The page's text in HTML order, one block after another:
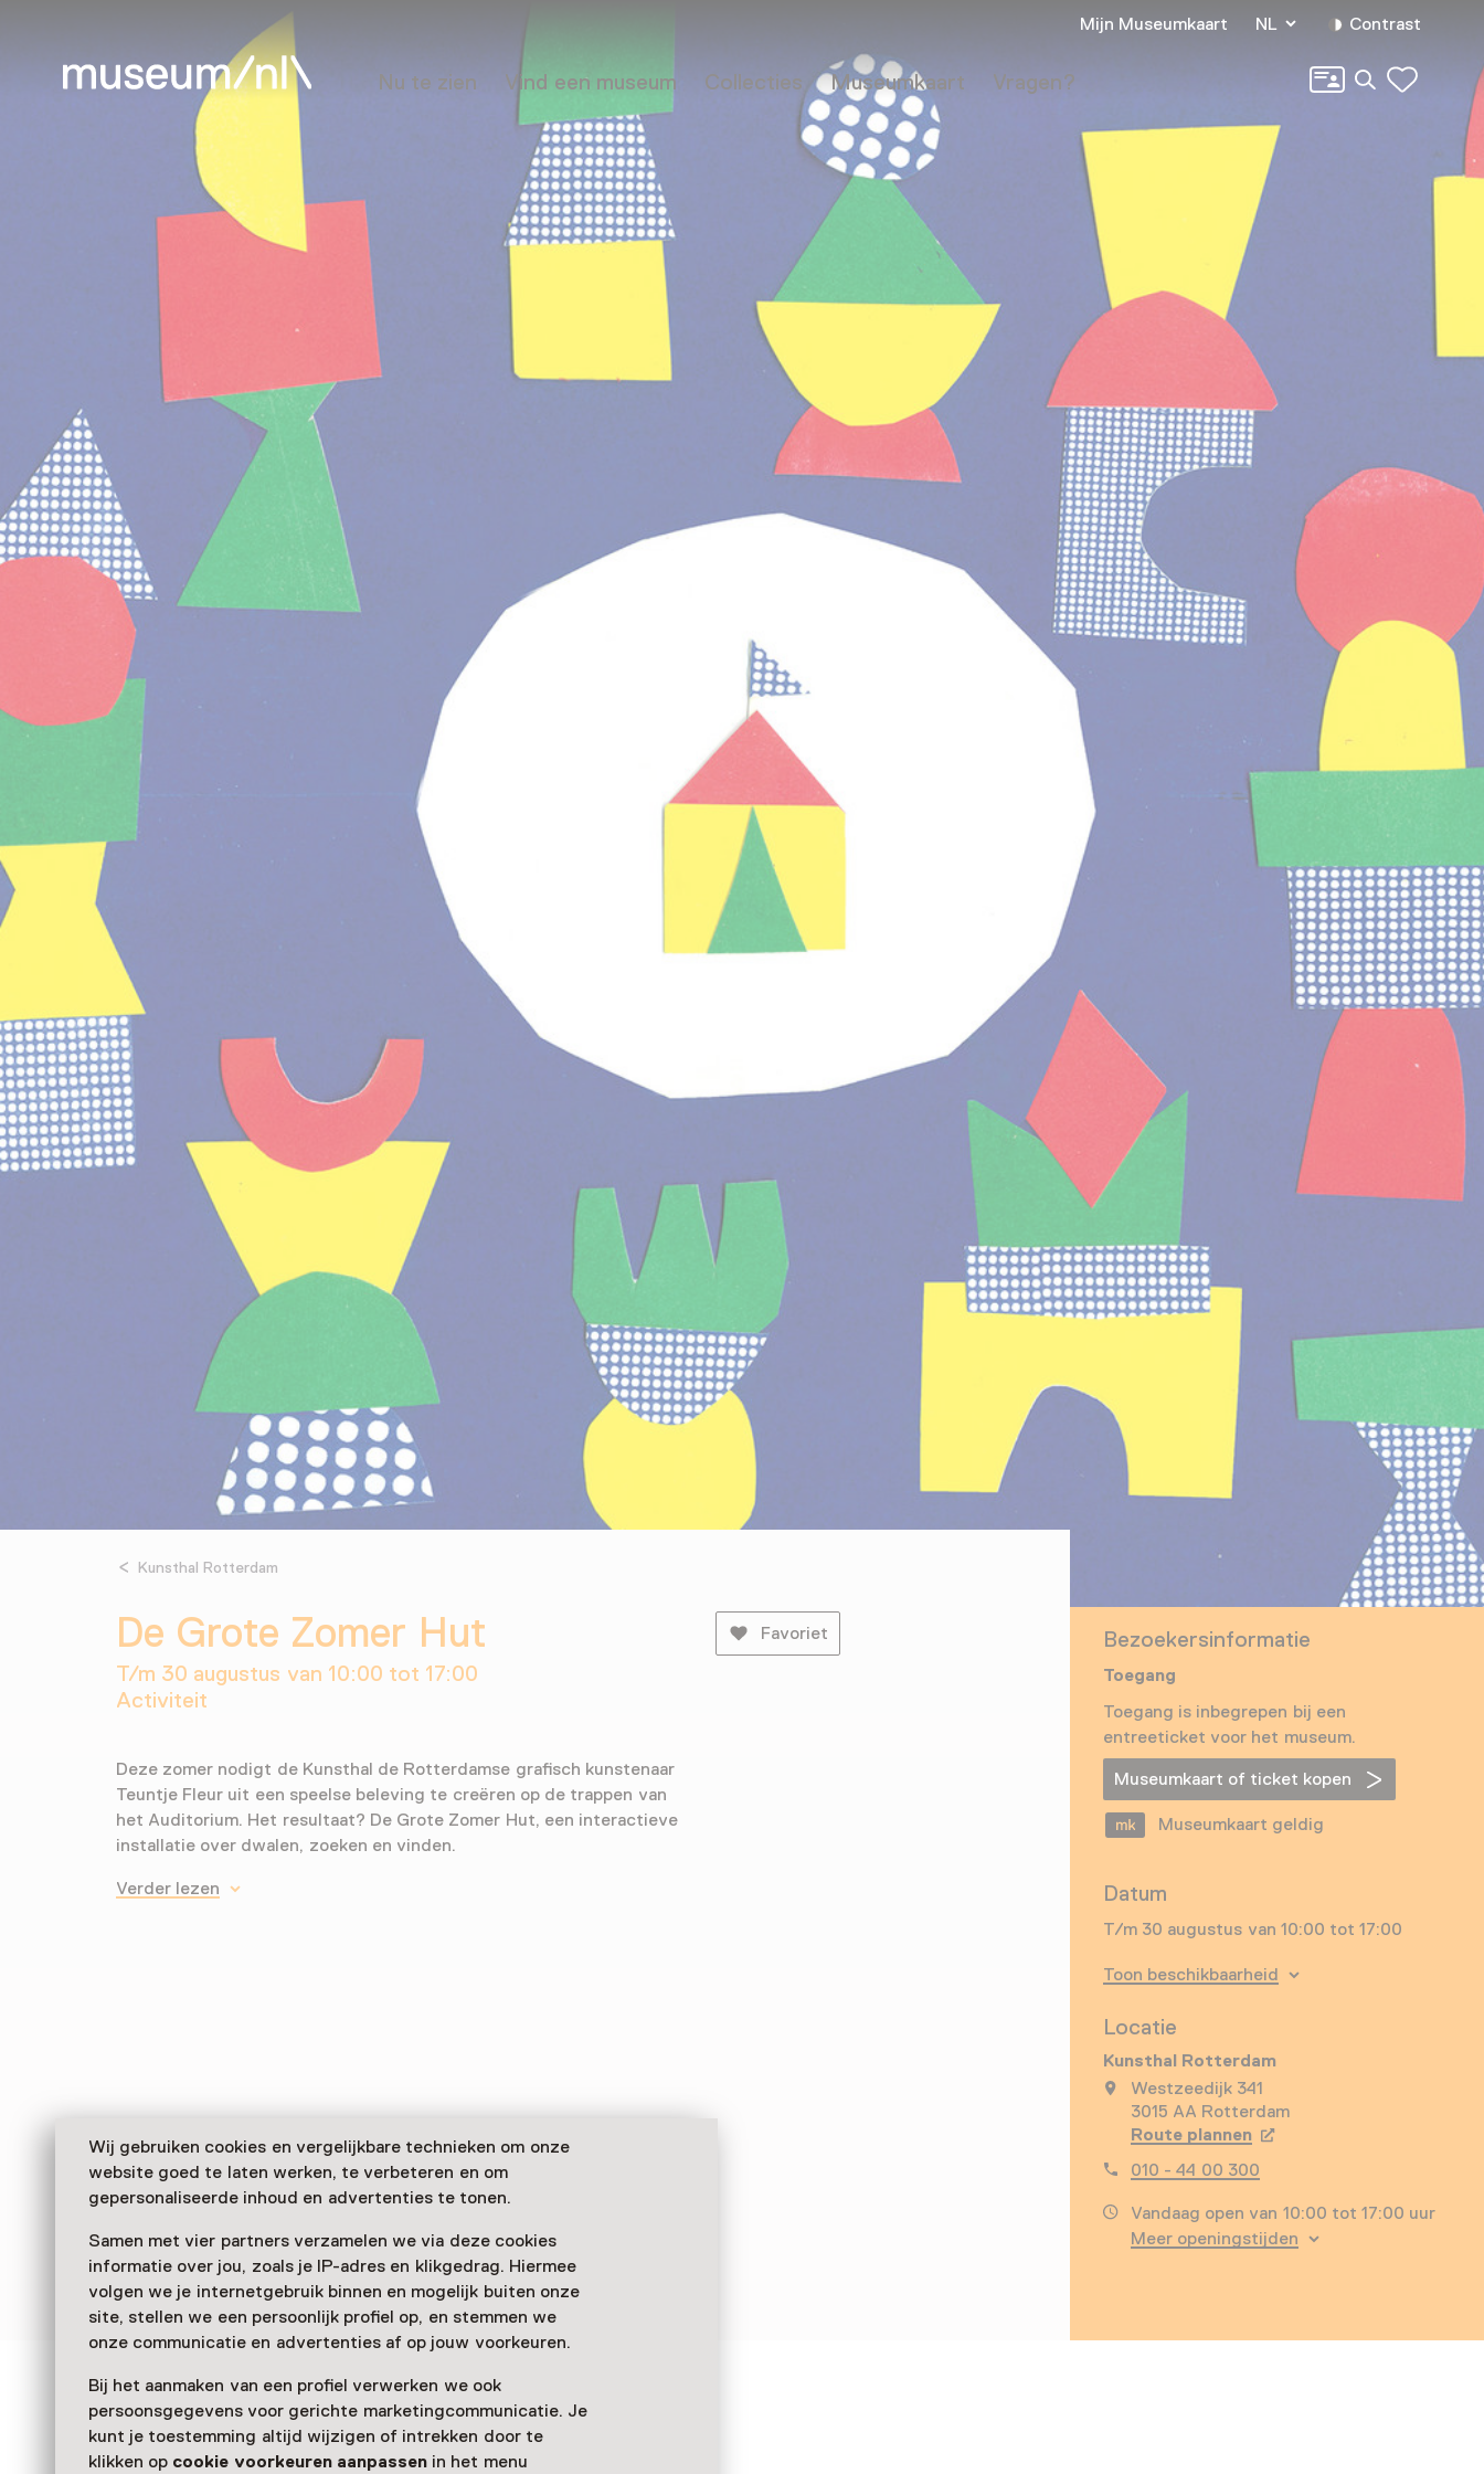
Wij gebruiken cookies en vergelijkbare technieken om onze
website goed te laten werken, te verbeteren en om
gepersonaliseerde inhoud en advertenties te tonen.
Samen met vier partners verzamelen we via deze cookies
informatie over jou, zoals je IP-adres en klikgedrag. Hiermee
volgen we je internetgebruik binnen en mogelijk buiten onze
site, stellen we een persoonlijk profiel op, en stemmen we
onze communicatie en advertenties af op jouw voorkeuren.
Bij het aanmaken van een profiel verwerken we ook
persoonsgegevens voor gerichte marketingcommunicatie. Je
kunt je toestemming altijd wijzigen of intrekken door te
klikken op cookie voorkeuren aanpassenin het menu
Nu te zien Vind een museum Collecties Museumkaart Vragen?
Mijn Museumkaart NL Contrast
Zoeken
Kunsthal Rotterdam
De Grote Zomer Hut
T/m 30 augustus van 10:00 tot 17:00
Activiteit
Favoriet
Deze zomer nodigt de Kunsthal de Rotterdamse grafisch kunstenaar
Teuntje Fleur uit een speelse beleving te creëren op de trappen van
het Auditorium. Het resultaat? De Grote Zomer Hut, een interactieve
installatie over dwalen, zoeken en vinden.
Verder lezen
Bezoekersinformatie
Toegang
Toegang is inbegrepen bij een
entreeticket voor het museum.
Museumkaart of ticket kopen
Museumkaart geldig
Datum
T/m 30 augustus van 10:00 tot 17:00
Toon beschikbaarheid
Locatie
Kunsthal Rotterdam
Westzeedijk 341
3015 AA Rotterdam
Route plannen Opent in een nieuw tabblad
010 - 44 00 300
Vandaag open van 10:00 tot 17:00 uur
Meer openingstijden
Zien & doen in Kunsthal
Rotterdam